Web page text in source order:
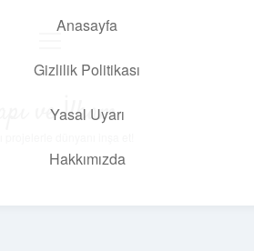
Anasayfa
Gizlilik Politikası
Yasal Uyarı
Hakkımızda
Yapı ve İlham